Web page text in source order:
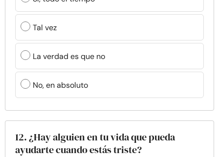
Tal vez
La verdad es que no
No, en absoluto
12. ¿Hay alguien en tu vida que pueda
ayudarte cuando estás triste?